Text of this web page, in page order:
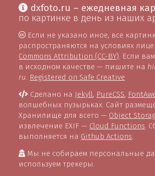
dxfoto.ru – ежедневная
по картинке в день из наших
Если не указано иное, все
распространяются на условиях
Commons Attribution (CC-BY). Если
в исходном качестве — пишите на
ru. Registered on Safe Creative
Сделано на Jekyll, PureCSS,
волшебных пузырьках. Сайт
Хранилище для всего — Object
извлечение EXIF — Cloud Functions.
выполняется на Github Actions.
Мы не собираем персональные
используем трекеры.